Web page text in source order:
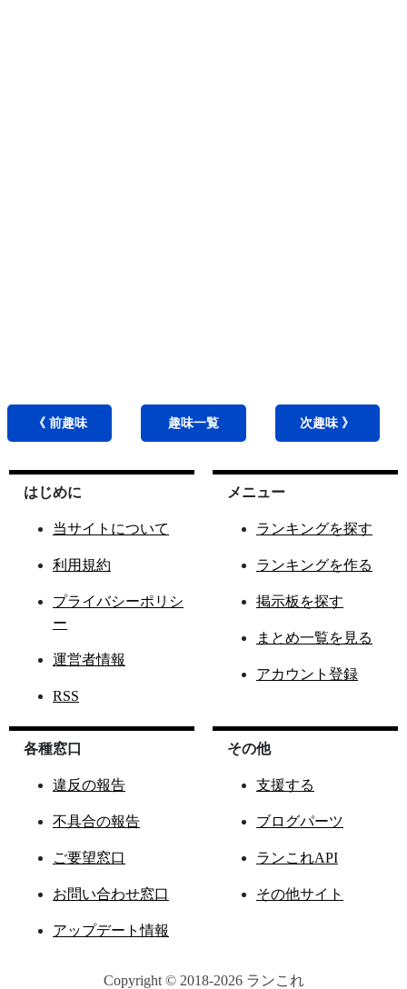
《 前趣味 趣味一覧 次趣味 》
はじめに
当サイトについて
利用規約
プライバシーポリシ
ー
運営者情報
RSS
メニュー
ランキングを探す
ランキングを作る
掲示板を探す
まとめ一覧を見る
アカウント登録
各種窓口
違反の報告
不具合の報告
ご要望窓口
お問い合わせ窓口
アップデート情報
その他
支援する
ブログパーツ
ランこれAPI
その他サイト
Copyright © 2018-2026 ランこれ